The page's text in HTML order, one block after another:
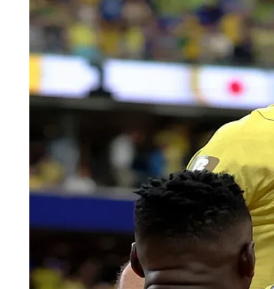
Publicidade Legal
Negócios Regionais
Segurança Regional
Hospitais Estaduais
Parques & Represas
Cidades da Região
Santana de Parnaíba
CarapicuíbaJandiraItapeviCotiaPirapora
Guia de Empresas
Vagas na Região
Hub de Negócios
Guia Comercial
Selo Verificado
Agenda de Vestibulares
Vagas de Emprego
Panorama Econômico
Panorama Econômico